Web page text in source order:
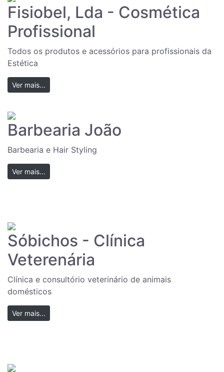
Fisiobel, Lda - Cosmética
Profissional
Todos os produtos e acessórios para profissionais da
Estética
Ver mais...
Barbearia João
Barbearia e Hair Styling
Ver mais...
Sóbichos - Clínica
Veterenária
Clínica e consultório veterinário de animais
domésticos
Ver mais...